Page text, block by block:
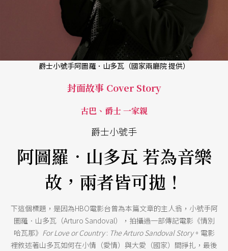
爵士小號手阿圖羅．山多瓦（國家兩廳院 提供）
封面故事 Cover Story
古巴、爵士 一家親
爵士小號手
阿圖羅．山多瓦 若為音樂
故，兩者皆可拋！
下這個標題，是因為HBO電影台曾為本篇文章的主人翁，小號手阿
圖羅．山多瓦（Arturo Sandoval），拍攝過一部傳記電影《情別
哈瓦那》 For Love or Country: The Arturo Sandoval Story。電影
裡敘述著山多瓦如何在小情（愛情）與大愛（國家）間掙扎，最後